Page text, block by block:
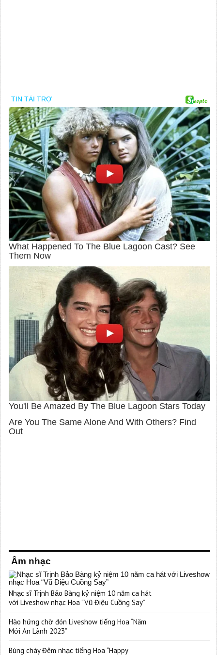
Âm nhạc
Nhạc sĩ Trịnh Bảo Bàng kỷ niệm 10 năm ca hát
với Liveshow nhạc Hoa “Vũ Điệu Cuồng Say”
Hào hứng chờ đón Liveshow tiếng Hoa “Năm
Mới An Lành 2023”
Bùng cháy Đêm nhạc tiếng Hoa “Happy